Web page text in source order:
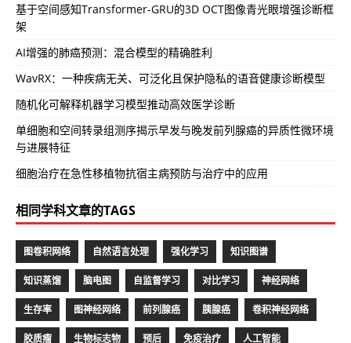
基于空间感知Transformer-GRU的3D OCT图像青光眼增强诊断框
架
AI增强的肺癌预测：混合模型的精确胜利
WavRX：一种疾病无关、可泛化且保护隐私的语音健康诊断模型
随机化可解释机器学习模型推动高效医学诊断
单细胞和空间转录组测序揭示早发与晚发前列腺癌的异质性微环境
与进展特征
细胞治疗在急性移植物抗宿主病预防与治疗中的应用
相同学科文章的TAGS
图卷积网络 自然语言处理 强化学习 知识图谱
知识蒸馏 脑电图 自监督学习 对比学习 神经网络
生存率 图神经网络 前列腺癌 胰腺癌 卷积神经网络
胶质瘤 生物标志物 预后 免疫治疗 人工智能